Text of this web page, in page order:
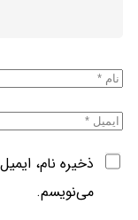
ذخیره نام،
می‌نویسم.